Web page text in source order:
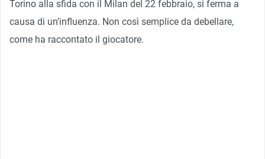
Torino alla sfida con il Milan del 22 febbraio, si ferma a
causa di un’influenza. Non così semplice da debellare,
come ha raccontato il giocatore.